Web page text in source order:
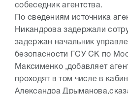
собеседник агентства.
По сведениям источника
Никандрова задержали
задержан начальник
безопасности ГСУ СК по
Максименко ,добавляет
проходят в том числе в
Александра